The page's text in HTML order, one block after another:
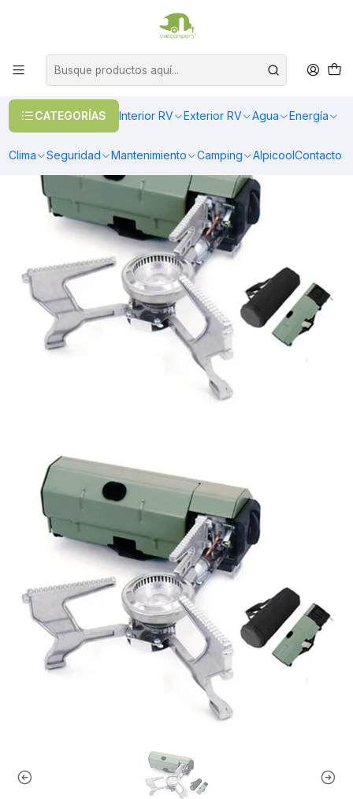
CATEGORÍAS Interior RV Exterior RV Agua Energía
Clima Seguridad Mantenimiento Camping AlpicoolContacto
OFERTAS EN CALEFACCIÓN DIESEL
Cocinilla portátil plegable con bolso de transporte para camping